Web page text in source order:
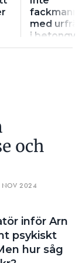
med
i
och
NOV 2024
inför Arn
psykiskt
hur såg